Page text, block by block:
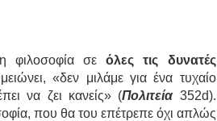
φιλοσοφία σεόλες τις δυνατές
«δεν μιλάμε για ένα τυχαίο
να ζει κανείς» (Πολιτεία352d).
που θα του επέτρεπε όχι απλώς